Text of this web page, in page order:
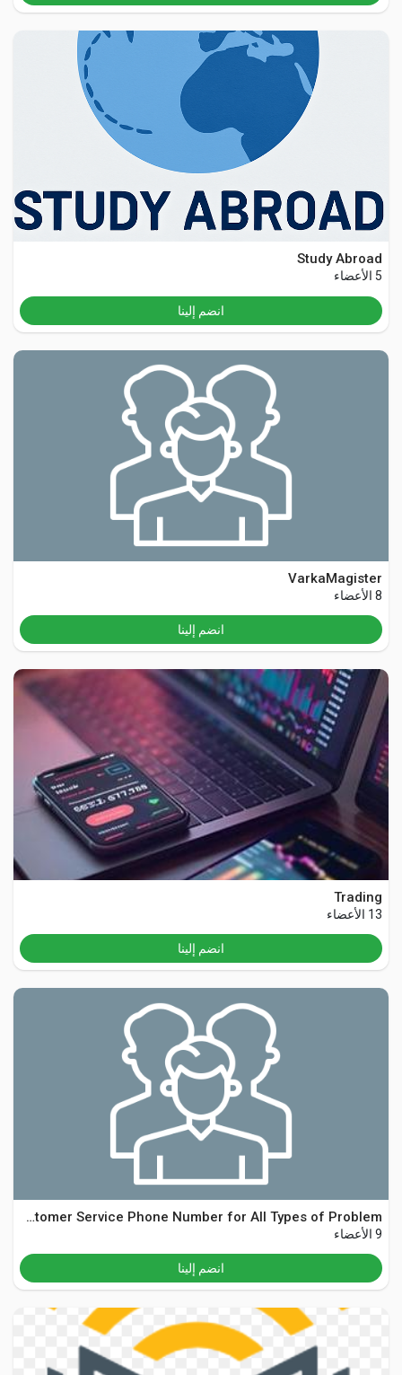
Study Abroad
5 الأعضاء
انضم إلينا
VarkaMagister
8 الأعضاء
انضم إلينا
Trading
13 الأعضاء
انضم إلينا
YouTube TV Customer Service Phone Number for All Types of Problem?
9 الأعضاء
انضم إلينا